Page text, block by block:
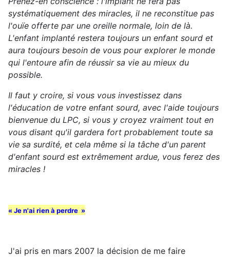
systématiquement des miracles, il ne reconstitue pas
l'ouïe offerte par une oreille normale, loin de là.
L'enfant implanté restera toujours un enfant sourd et
aura toujours besoin de vous pour explorer le monde
qui l'entoure afin de réussir sa vie au mieux du
possible.
Il faut y croire, si vous vous investissez dans
l'éducation de votre enfant sourd, avec l'aide toujours
bienvenue du LPC, si vous y croyez vraiment tout en
vous disant qu'il gardera fort probablement toute sa
vie sa surdité, et cela même si la tâche d'un parent
d'enfant sourd est extrêmement ardue, vous ferez des
miracles !
« Je n'ai rien à perdre »
J'ai pris en mars 2007 la décision de me faire